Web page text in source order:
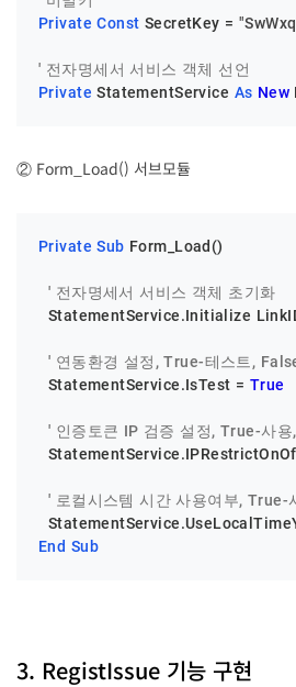
Private Const SecretKey =
' 전자명세서 서비스 객체 선언
Private StatementService As New
② Form_Load() 서브모듈
Private Sub Form_Load()
' 전자명세서 서비스 객체 초기화
StatementService.Initialize
' 연동환경 설정, True-테스트,
  StatementService.IsTest =
True
' 인증토큰 IP 검증 설정, True-사
' 로컬시스템 시간 사용여부,
End Sub
3. RegistIssue 기능 구현